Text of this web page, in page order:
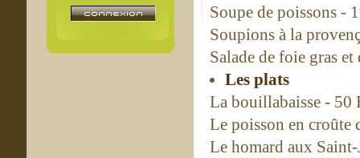
Soupe de poissons -
Soupions à la
Salade de foie gras
Les plats
La bouillabaisse - 50
Le poisson en croûte
Le homard aux